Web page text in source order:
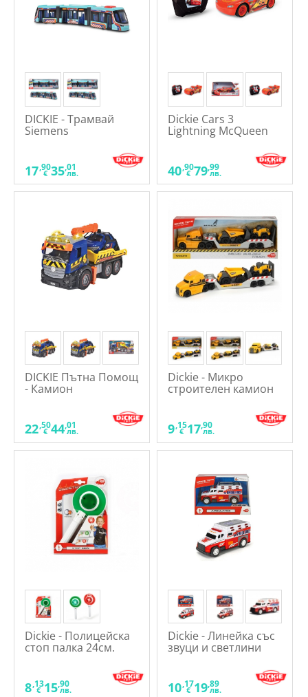
DICKIE - Трамвай
Siemens
17,90
€ 35,01
лв.
Dickie Cars 3
Lightning McQueen
Turbo Racer -
Радиоуправляема
кола
40,90
€ 79,99
лв.
DICKIE Пътна Помощ
- Камион
22,50
€ 44,01
лв.
Dickie - Микро
строителен камион
32 см.
9,15
€ 17,90
лв.
Dickie - Полицейска
стоп палка 24см.
8,13
€ 15,90
лв.
Dickie - Линейка със
звуци и светлини
10,17
€ 19,89
лв.